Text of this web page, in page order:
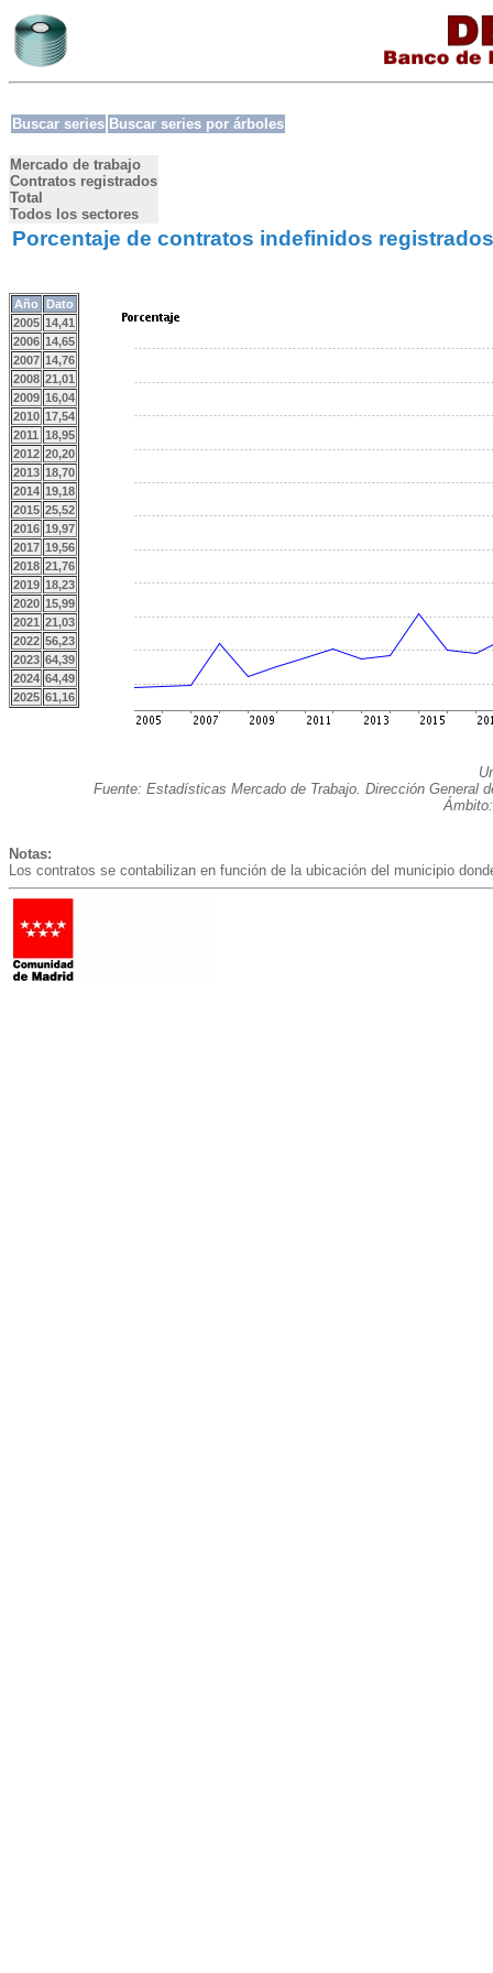
Buscar series Buscar series por árboles
Mercado de trabajo
Contratos registrados
Total
Todos los sectores
Porcentaje de contratos indefinidos
Año
Dato
2005 14,41
2006 14,65
2007 14,76
2008 21,01
2009 16,04
2010 17,54
2011 18,95
2012 20,20
2013 18,70
2014 19,18
2015 25,52
2016 19,97
2017 19,56
2018 21,76
2019 18,23
2020 15,99
2021 21,03
2022 56,23
2023 64,39
2024 64,49
2025 61,16
Fuente: Estadísticas Mercado de Trabajo. Dirección General
Notas:
Los contratos se contabilizan en función de la ubicación del municipio